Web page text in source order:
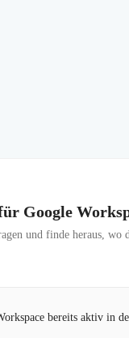
Google
und finde heraus, wo
bereits aktiv in